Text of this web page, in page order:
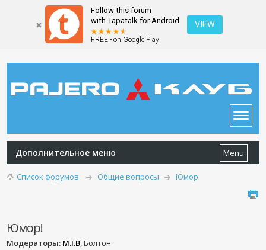
Follow this forum
with Tapatalk for Android
FREE - on Google Play
VIEW
Дополнительное меню Menu
Список форумов Общие вопросы Юмор
Юмор!
Модераторы: M.I.B, Болтон